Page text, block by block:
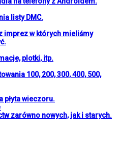
listy DMC.
imprez w których mieliśmy
plotki, itp.
100, 200, 300, 400, 500,
płyta wieczoru.
zarówno nowych, jak i starych.